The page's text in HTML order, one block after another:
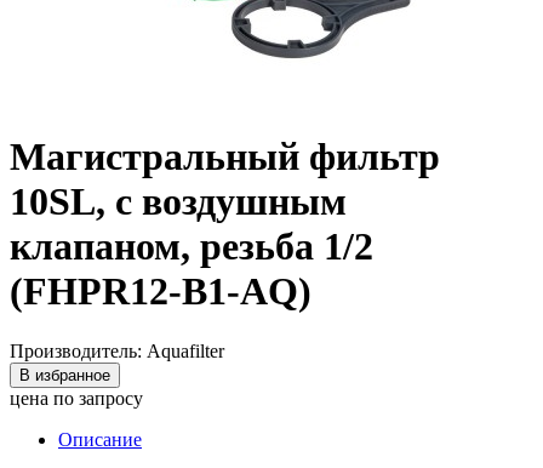
Магистральный фильтр
10SL, с воздушным
клапаном, резьба 1/2
(FHPR12-B1-AQ)
Производитель: Aquafilter
В избранное
цена по запросу
Описание